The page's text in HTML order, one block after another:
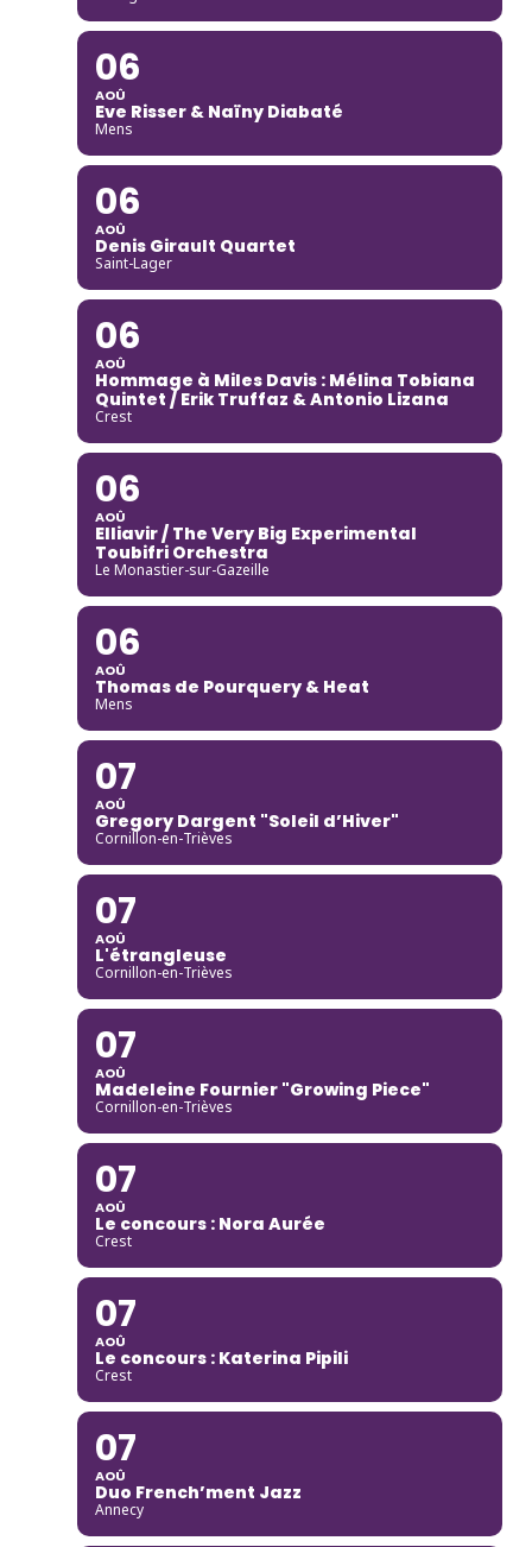
06
AOÛ
Eve Risser & Naïny Diabaté
Mens
06
AOÛ
Denis Girault Quartet
Saint-Lager
06
AOÛ
Hommage à Miles Davis : Mélina Tobiana
Quintet / Erik Truffaz & Antonio Lizana
Crest
06
AOÛ
Elliavir / The Very Big Experimental
Toubifri Orchestra
Le Monastier-sur-Gazeille
06
AOÛ
Thomas de Pourquery & Heat
Mens
07
AOÛ
Gregory Dargent "Soleil d’Hiver"
Cornillon-en-Trièves
07
AOÛ
L'étrangleuse
Cornillon-en-Trièves
07
AOÛ
Madeleine Fournier "Growing Piece"
Cornillon-en-Trièves
07
AOÛ
Le concours : Nora Aurée
Crest
07
AOÛ
Le concours : Katerina Pipili
Crest
07
AOÛ
Duo French’ment Jazz
Annecy